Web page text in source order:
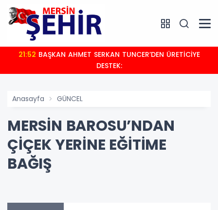
21:52
DESTEK:
Anasayfa GÜNCEL
MERSİN BAROSU’NDAN
ÇİÇEK YERİNE EĞİTİME
BAĞIŞ